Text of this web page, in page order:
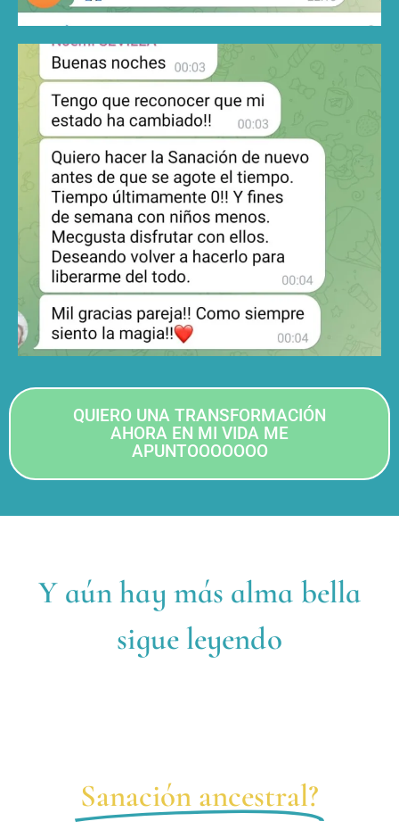
QUIERO UNA TRANSFORMACIÓN
AHORA EN MI VIDA ME
APUNTOOOOOOO
Y aún hay más alma bella
sigue leyendo
Sanación ancestral?